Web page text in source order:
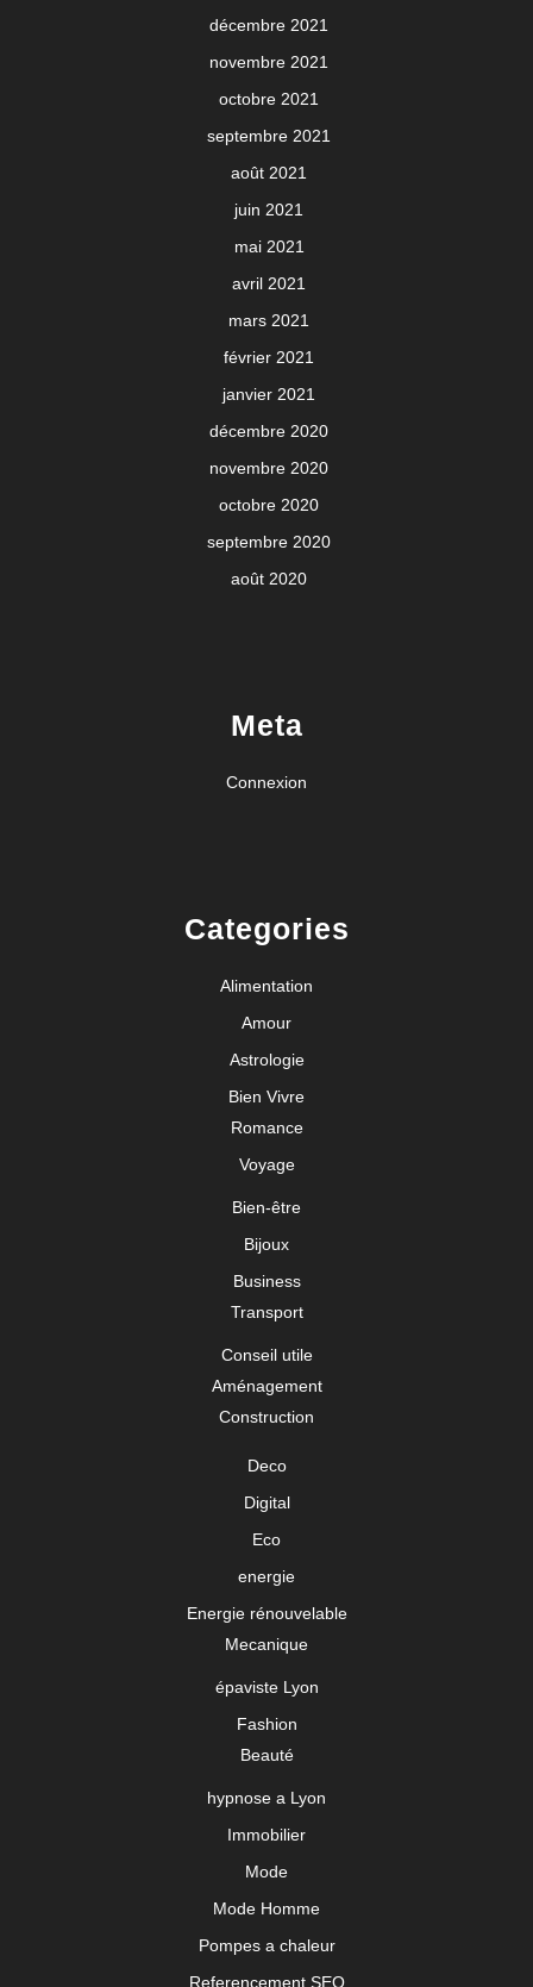
décembre 2021
novembre 2021
octobre 2021
septembre 2021
août 2021
juin 2021
mai 2021
avril 2021
mars 2021
février 2021
janvier 2021
décembre 2020
novembre 2020
octobre 2020
septembre 2020
août 2020
Meta
Connexion
Categories
Alimentation
Amour
Astrologie
Bien Vivre
Romance
Voyage
Bien-être
Bijoux
Business
Transport
Conseil utile
Aménagement
Construction
Deco
Digital
Eco
energie
Energie rénouvelable
Mecanique
épaviste Lyon
Fashion
Beauté
hypnose a Lyon
Immobilier
Mode
Mode Homme
Pompes a chaleur
Referencement SEO